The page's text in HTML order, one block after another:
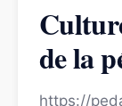
de la
https://